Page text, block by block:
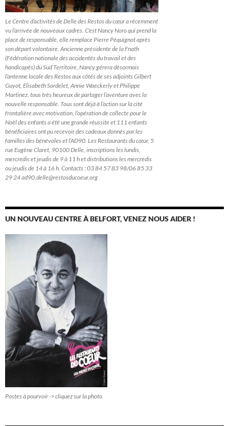
Le Centre d’activités de Delle des Restos du cœur a récemment
vu l’arrivée de nouveaux cadres. C’est Nancy Noro qui prend la
place de responsable, elle remplace Pierre Péquignot après
son départ volontaire. Ancienne présidente de la Fnath
(Fédération nationale des accidentés du travail et des
handicapés) du Sud Territoire, Nancy gérera désormais
l’antenne locale des Restos aux côtés de ses adjoints Gilbert
Guyot, Elisabeth Sordelet, Annie Waeckerly et Philippe
Martinez, tous très heureux de partager l’aventure avec la
nouvelle responsable. Tous sont déjà à l’action sur la cité
frontalière avec motivation, l’opération de collecte pour le
Noël des enfants a été une grande réussite et 111 enfants
bénéficiaires ont pu recevoir des cadeaux donnés par les
familles des bénévoles et l’AD90. Les Restaurants du cœur, 5
rue Eugène Claret, 90100 Delle, inscriptions les lundis,
mercredis et jeudis de 9 à 11 h et distributions les mercredis
ou jeudis de 14 à 16 h. Contacts : 03 84 57 83 98/06 85 33
29 24 ad90.delle@restosducoeur.org
UN NOUVEAU CENTRE À BELFORT, VENEZ NOUS AIDER !
Postes à pourvoir -> cliquez sur la photo